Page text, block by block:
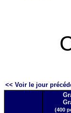
<< Voir le jour
(400